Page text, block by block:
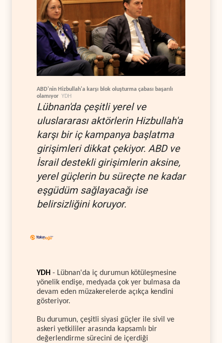
ABD'nin Hizbullah'a karşı blok oluşturma çabası başarılı
olamıyor YDH
Lübnan'da çeşitli yerel ve
uluslararası aktörlerin Hizbullah'a
karşı bir iç kampanya başlatma
girişimleri dikkat çekiyor. ABD ve
İsrail destekli girişimlerin aksine,
yerel güçlerin bu süreçte ne kadar
eşgüdüm sağlayacağı ise
belirsizliğini koruyor.
YDH - Lübnan'da iç durumun kötüleşmesine
yönelik endişe, medyada çok yer bulmasa da
devam eden müzakerelerde açıkça kendini
gösteriyor.
Bu durumun, çeşitli siyasi güçler ile sivil ve
askeri yetkililer arasında kapsamlı bir
değerlendirme sürecini de içerdiği